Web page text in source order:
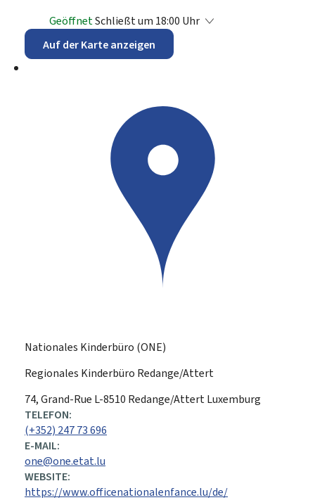
GeöffnetSchließt um 18:00 Uhr
Auf der Karte anzeigen
Nationales Kinderbüro (ONE)
Regionales Kinderbüro Redange/Attert
ADRESSE:
74, Grand-Rue L-8510 Redange/AttertLuxemburg
TELEFON:
(+352) 247 73 696
E-MAIL:
one@one.etat.lu
WEBSITE:
https://www.officenationalenfance.lu/de/